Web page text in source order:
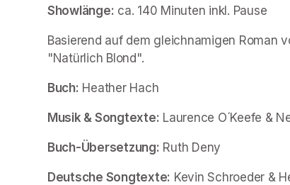
Showlänge: ca. 140 Minuten inkl. Pause
Basierend auf dem gleichnamigen Roman
"Natürlich Blond".
Buch: Heather Hach
Musik & Songtexte: Laurence O´Keefe &
Buch-Übersetzung: Ruth Deny
Deutsche Songtexte: Kevin Schroeder &